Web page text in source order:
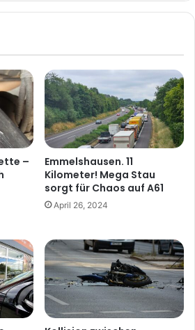
–
Emmelshausen. 11
Kilometer! Mega Stau
sorgt für Chaos auf A61
April 26, 2024